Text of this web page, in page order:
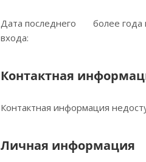
Дата последнего
входа:
более года
Контактная
Контактная информация
Личная информация